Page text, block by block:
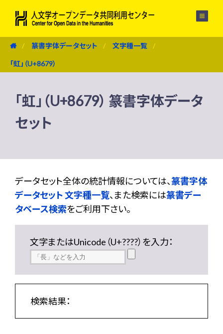
篆書字体データセット 文字種一覧
「虹」（U+8679）
「虹」（U+8679） 篆書字体データ
セット
データセット全体の統計情報については、篆書字体
データセット 文字種一覧、また検索には篆書デー
タベース検索をご利用下さい。
文字またはUnicode（U+????）を入力：
検索結果：